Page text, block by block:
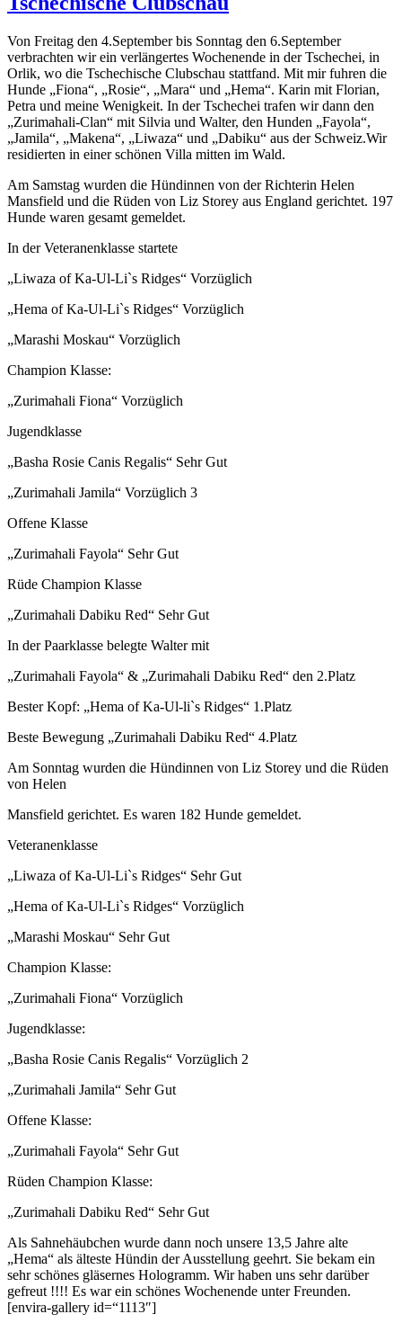
Von Freitag den 4.September bis Sonntag den 6.September
verbrachten wir ein verlängertes Wochenende in der Tschechei, in
Orlik, wo die Tschechische Clubschau stattfand. Mit mir fuhren die
Hunde „Fiona“, „Rosie“, „Mara“ und „Hema“. Karin mit Florian,
Petra und meine Wenigkeit. In der Tschechei trafen wir dann den
„Zurimahali-Clan“ mit Silvia und Walter, den Hunden „Fayola“,
„Jamila“, „Makena“, „Liwaza“ und „Dabiku“ aus der Schweiz.Wir
residierten in einer schönen Villa mitten im Wald.
Am Samstag wurden die Hündinnen von der Richterin Helen
Mansfield und die Rüden von Liz Storey aus England gerichtet. 197
Hunde waren gesamt gemeldet.
In der Veteranenklasse startete
„Liwaza of Ka-Ul-Li`s Ridges“ Vorzüglich
„Hema of Ka-Ul-Li`s Ridges“ Vorzüglich
„Marashi Moskau“ Vorzüglich
Champion Klasse:
„Zurimahali Fiona“ Vorzüglich
Jugendklasse
„Basha Rosie Canis Regalis“ Sehr Gut
„Zurimahali Jamila“ Vorzüglich 3
Offene Klasse
„Zurimahali Fayola“ Sehr Gut
Rüde Champion Klasse
„Zurimahali Dabiku Red“ Sehr Gut
In der Paarklasse belegte Walter mit
„Zurimahali Fayola“ & „Zurimahali Dabiku Red“ den 2.Platz
Bester Kopf: „Hema of Ka-Ul-li`s Ridges“ 1.Platz
Beste Bewegung „Zurimahali Dabiku Red“ 4.Platz
Am Sonntag wurden die Hündinnen von Liz Storey und die Rüden
von Helen
Mansfield gerichtet. Es waren 182 Hunde gemeldet.
Veteranenklasse
„Liwaza of Ka-Ul-Li`s Ridges“ Sehr Gut
„Hema of Ka-Ul-Li`s Ridges“ Vorzüglich
„Marashi Moskau“ Sehr Gut
Champion Klasse:
„Zurimahali Fiona“ Vorzüglich
Jugendklasse:
„Basha Rosie Canis Regalis“ Vorzüglich 2
„Zurimahali Jamila“ Sehr Gut
Offene Klasse:
„Zurimahali Fayola“ Sehr Gut
Rüden Champion Klasse:
„Zurimahali Dabiku Red“ Sehr Gut
Als Sahnehäubchen wurde dann noch unsere 13,5 Jahre alte
„Hema“ als älteste Hündin der Ausstellung geehrt. Sie bekam ein
sehr schönes gläsernes Hologramm. Wir haben uns sehr darüber
gefreut !!!! Es war ein schönes Wochenende unter Freunden.
[envira-gallery id=“1113″]